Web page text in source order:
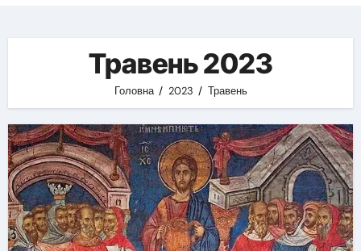
Травень 2023
Головна 2023 Травень